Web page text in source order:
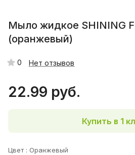
Мыло жидкое SHINING
(оранжевый)
0 Нет отзывов
22.99 руб.
Купить в 1
Цвет : Оранжевый